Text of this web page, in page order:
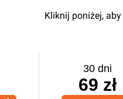
Kliknij poniżej,
30 dni
69 zł